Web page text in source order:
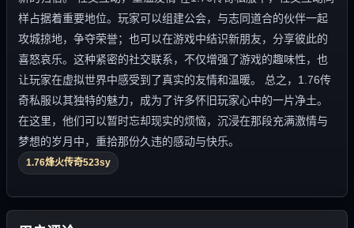
样占据着重要地位。玩家可以组建公会，与志同道合的伙伴一起
攻城掠地，争夺荣誉；也可以在游戏中结识新朋友，分享彼此的
喜怒哀乐。这种紧密的社交联系，不仅增强了游戏的趣味性，也
让玩家在虚拟世界中感受到了真实的友情和温暖。 总之，1.76传
奇私服以其独特的魅力，成为了许多怀旧玩家心中的一片净土。
在这里，他们可以暂时忘却现实的烦恼，沉浸在那段充满激情与
梦想的岁月中，重拾那份久违的感动与快乐。
1.76烽火传奇523sy